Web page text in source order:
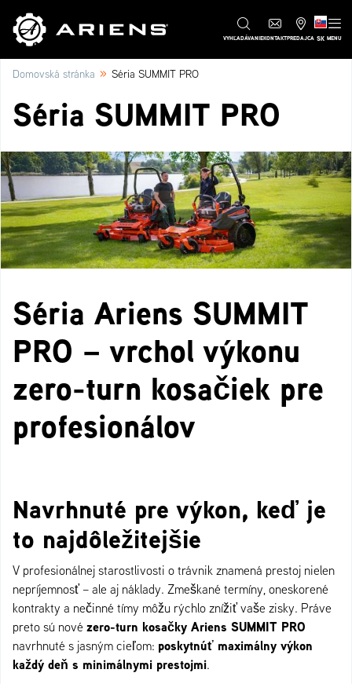
VYHĽADÁVANIEKONTAKTPREDAJCA SK MENU
Domovská stránka » Séria SUMMIT PRO
Séria SUMMIT PRO
Séria Ariens SUMMIT
PRO – vrchol výkonu
zero-turn kosačiek pre
profesionálov
Navrhnuté pre výkon, keď je
to najdôležitejšie
V profesionálnej starostlivosti o trávnik znamená prestoj nielen
nepríjemnosť – ale aj náklady. Zmeškané termíny, oneskorené
kontrakty a nečinné tímy môžu rýchlo znížiť vaše zisky. Práve
preto sú nové zero-turn kosačky Ariens SUMMIT PRO
navrhnuté s jasným cieľom: poskytnúť maximálny výkon
každý deň s minimálnymi prestojmi.